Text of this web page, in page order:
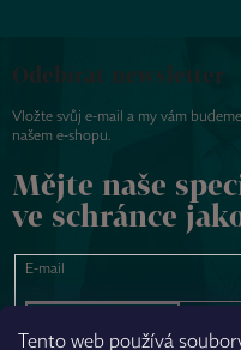
Tento web používá
Odebírat newsletter
Vložte svůj e-mail a my vám
našem e-shopu.
Mějte naše
ve schránce
E-mail